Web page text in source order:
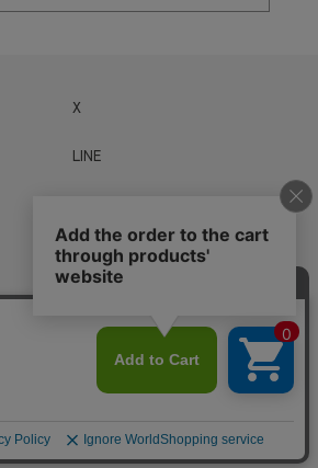
X
LINE
個人情報保護方針
連絡先情報
© sunnysideup